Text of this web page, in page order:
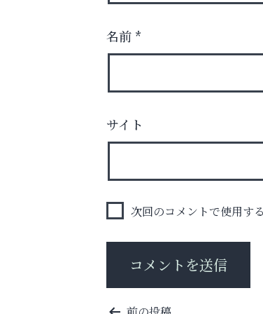
庭のお手入れから遺品整理まで
名前 *
サイト
次回のコメントで使用す